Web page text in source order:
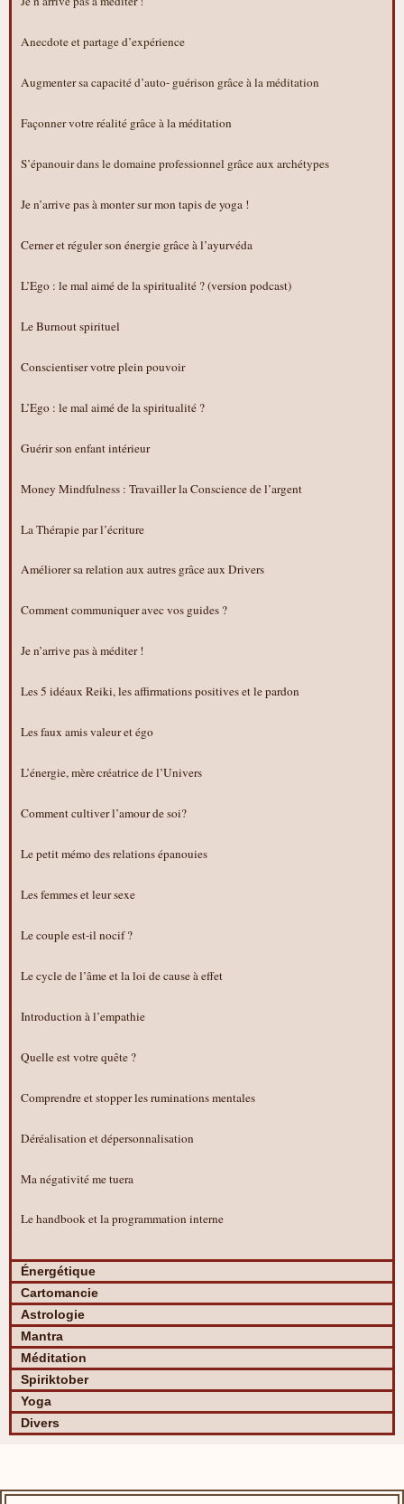
Anecdote et partage d’expérience
Augmenter sa capacité d’auto- guérison grâce à la méditation
Façonner votre réalité grâce à la méditation
S’épanouir dans le domaine professionnel grâce aux archétypes
Je n’arrive pas à monter sur mon tapis de yoga !
Cerner et réguler son énergie grâce à l’ayurvéda
L’Ego : le mal aimé de la spiritualité ? (version podcast)
Le Burnout spirituel
Conscientiser votre plein pouvoir
L’Ego : le mal aimé de la spiritualité ?
Guérir son enfant intérieur
Money Mindfulness : Travailler la Conscience de l’argent
La Thérapie par l’écriture
Améliorer sa relation aux autres grâce aux Drivers
Comment communiquer avec vos guides ?
Je n’arrive pas à méditer !
Les 5 idéaux Reiki, les affirmations positives et le pardon
Les faux amis valeur et égo
L’énergie, mère créatrice de l’Univers
Comment cultiver l’amour de soi?
Le petit mémo des relations épanouies
Les femmes et leur sexe
Le couple est-il nocif ?
Le cycle de l’âme et la loi de cause à effet
Introduction à l’empathie
Quelle est votre quête ?
Comprendre et stopper les ruminations mentales
Déréalisation et dépersonnalisation
Ma négativité me tuera
Le handbook et la programmation interne
Énergétique
Cartomancie
Astrologie
Mantra
Méditation
Spiriktober
Yoga
Divers